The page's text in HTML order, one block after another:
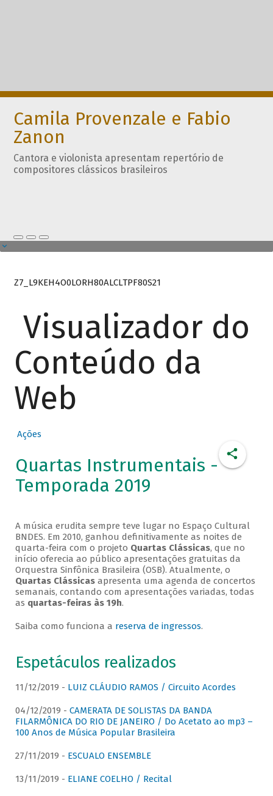
Camila Provenzale e Fabio
Zanon
Cantora e violonista apresentam repertório de
compositores clássicos brasileiros
Z7_L9KEH4O0LORH80ALCLTPF80S21
Visualizador do
Conteúdo da
Web
Ações
Quartas Instrumentais -
Temporada 2019
A música erudita sempre teve lugar no Espaço Cultural
BNDES. Em 2010, ganhou definitivamente as noites de
quarta-feira com o projeto Quartas Clássicas, que no
início oferecia ao público apresentações gratuitas da
Orquestra Sinfônica Brasileira (OSB). Atualmente, o
Quartas Clássicasapresenta uma agenda de concertos
semanais, contando com apresentações variadas, todas
as quartas-feiras às 19h.
Saiba como funciona a reserva de ingressos.
Espetáculos realizados
11/12/2019 - LUIZ CLÁUDIO RAMOS / Circuito Acordes
04/12/2019 - CAMERATA DE SOLISTAS DA BANDA
FILARMÔNICA DO RIO DE JANEIRO / Do Acetato ao mp3 –
100 Anos de Música Popular Brasileira
27/11/2019 - ESCUALO ENSEMBLE
13/11/2019 - ELIANE COELHO / Recital